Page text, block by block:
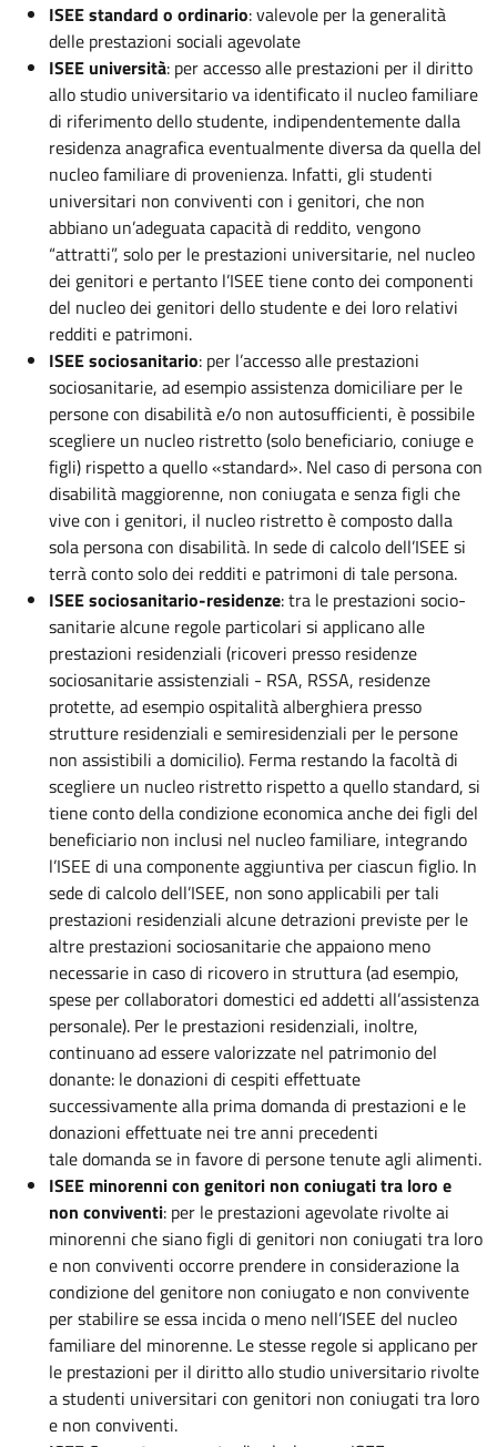
ISEE standard o ordinario: valevole per la generalità
delle prestazioni sociali agevolate
ISEE università: per accesso alle prestazioni per il diritto
allo studio universitario va identificato il nucleo familiare
di riferimento dello studente, indipendentemente dalla
residenza anagrafica eventualmente diversa da quella del
nucleo familiare di provenienza. Infatti, gli studenti
universitari non conviventi con i genitori, che non
abbiano un’adeguata capacità di reddito, vengono
“attratti”, solo per le prestazioni universitarie, nel nucleo
dei genitori e pertanto l’ISEE tiene conto dei componenti
del nucleo dei genitori dello studente e dei loro relativi
redditi e patrimoni.
ISEE sociosanitario: per l’accesso alle prestazioni
sociosanitarie, ad esempio assistenza domiciliare per le
persone con disabilità e/o non autosufficienti, è possibile
scegliere un nucleo ristretto (solo beneficiario, coniuge e
figli) rispetto a quello «standard». Nel caso di persona con
disabilità maggiorenne, non coniugata e senza figli che
vive con i genitori, il nucleo ristretto è composto dalla
sola persona con disabilità. In sede di calcolo dell’ISEE si
terrà conto solo dei redditi e patrimoni di tale persona.
ISEE sociosanitario-residenze: tra le prestazioni socio-
sanitarie alcune regole particolari si applicano alle
prestazioni residenziali (ricoveri presso residenze
sociosanitarie assistenziali - RSA, RSSA, residenze
protette, ad esempio ospitalità alberghiera presso
strutture residenziali e semiresidenziali per le persone
non assistibili a domicilio). Ferma restando la facoltà di
scegliere un nucleo ristretto rispetto a quello standard, si
tiene conto della condizione economica anche dei figli del
beneficiario non inclusi nel nucleo familiare, integrando
l’ISEE di una componente aggiuntiva per ciascun figlio. In
sede di calcolo dell’ISEE, non sono applicabili per tali
prestazioni residenziali alcune detrazioni previste per le
altre prestazioni sociosanitarie che appaiono meno
necessarie in caso di ricovero in struttura (ad esempio,
spese per collaboratori domestici ed addetti all’assistenza
personale). Per le prestazioni residenziali, inoltre,
continuano ad essere valorizzate nel patrimonio del
donante: le donazioni di cespiti effettuate
successivamente alla prima domanda di prestazioni e le
donazioni effettuate nei tre anni precedenti
tale domanda se in favore di persone tenute agli alimenti.
ISEE minorenni con genitori non coniugati tra loro e
non conviventi: per le prestazioni agevolate rivolte ai
minorenni che siano figli di genitori non coniugati tra loro
e non conviventi occorre prendere in considerazione la
condizione del genitore non coniugato e non convivente
per stabilire se essa incida o meno nell’ISEE del nucleo
familiare del minorenne. Le stesse regole si applicano per
le prestazioni per il diritto allo studio universitario rivolte
a studenti universitari con genitori non coniugati tra loro
e non conviventi.